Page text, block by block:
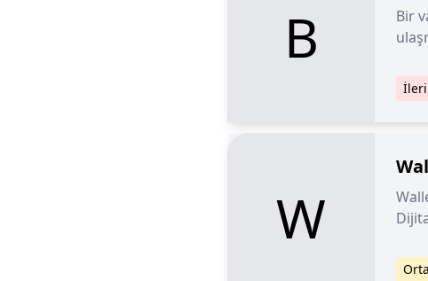
B
Bir
İleri
W